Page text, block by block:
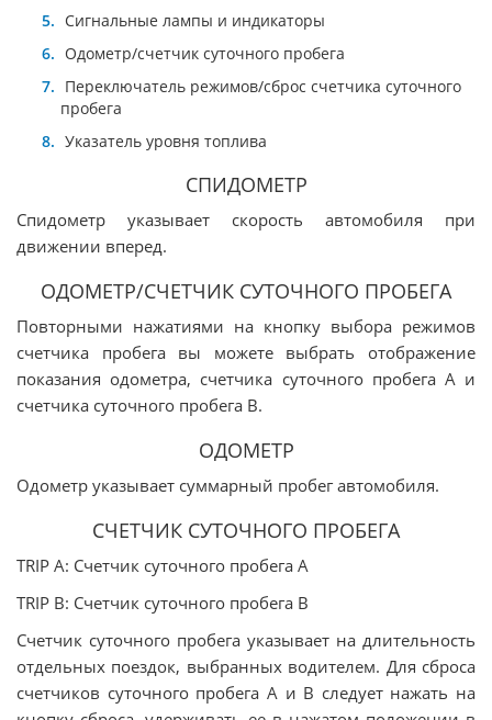
Сигнальные лампы и индикаторы
Одометр/счетчик суточного пробега
Переключатель режимов/сброс счетчика суточного
пробега
Указатель уровня топлива
СПИДОМЕТР
Спидометр указывает скорость автомобиля при
движении вперед.
ОДОМЕТР/СЧЕТЧИК СУТОЧНОГО ПРОБЕГА
Повторными нажатиями на кнопку выбора режимов
счетчика пробега вы можете выбрать отображение
показания одометра, счетчика суточного пробега A и
счетчика суточного пробега B.
ОДОМЕТР
Одометр указывает суммарный пробег автомобиля.
СЧЕТЧИК СУТОЧНОГО ПРОБЕГА
TRIP A: Счетчик суточного пробега A
TRIP B: Счетчик суточного пробега B
Счетчик суточного пробега указывает на длительность
отдельных поездок, выбранных водителем. Для сброса
счетчиков суточного пробега A и B следует нажать на